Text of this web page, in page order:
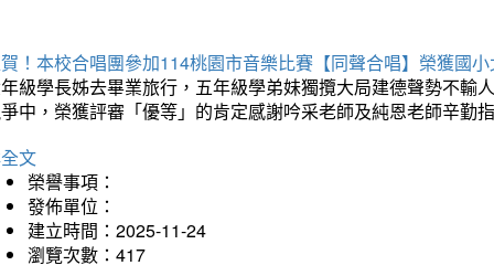
！本校合唱團參加114桃園市音樂比賽【同聲合唱】榮獲國
級學長姊去畢業旅行，五年級學弟妹獨攬大局建德聲勢不輸
中，榮獲評審「優等」的肯定感謝吟采老師及純恩老師辛勤
文
榮譽事項：
發佈單位：
建立時間：2025-11-24
瀏覽次數：417